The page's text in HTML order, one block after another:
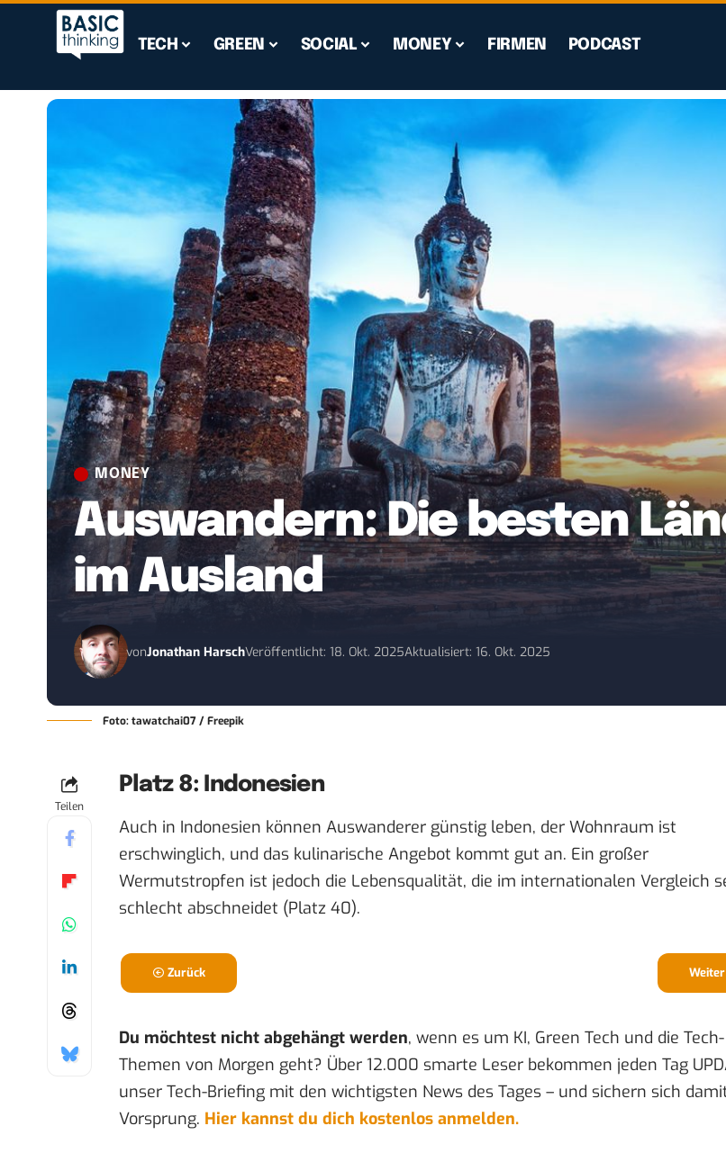
TECH GREEN SOCIAL MONEY FIRMEN PODCAST
MONEY
Auswandern: Die besten
im Ausland
vonJonathan HarschVeröffentlicht: 18. Okt. 2025Aktualisiert: 16. Okt. 2025
Foto: tawatchai07 / Freepik
Teilen
Platz 8: Indonesien
Auch in Indonesien können Auswanderer günstig leben, der Wohnraum ist
erschwinglich, und das kulinarische Angebot kommt gut an. Ein großer
Wermutstropfen ist jedoch die Lebensqualität, die im internationalen Vergleich
schlecht abschneidet (Platz 40).
Zurück Weiter
Du möchtest nicht abgehängt werden, wenn es um KI, Green Tech und die Tech-
Themen von Morgen geht? Über 12.000 smarte Leser bekommen jeden Tag
unser Tech-Briefing mit den wichtigsten News des Tages – und sichern sich
Vorsprung. Hier kannst du dich kostenlos anmelden.